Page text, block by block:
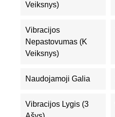
Veiksnys)
Vibracijos
Nepastovumas (K
Veiksnys)
Naudojamoji Galia
Vibracijos Lygis (3